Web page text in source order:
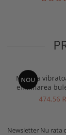
NOU
Masuta
eliminarea
474,56
Newsletter Nu rata